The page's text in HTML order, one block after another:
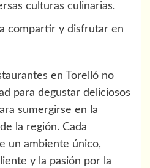
culturas culinarias.
compartir y disfrutar en
en Torelló no
para degustar deliciosos
sumergirse en la
la región. Cada
un ambiente único,
y la pasión por la